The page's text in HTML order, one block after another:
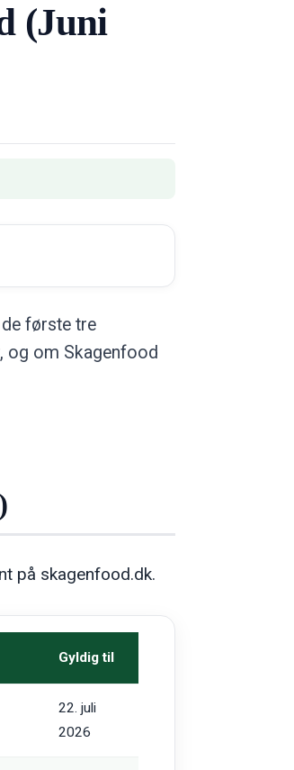
(Juni
første tre
og om Skagenfood
på skagenfood.dk.
Gyldig til
22. juli
2026